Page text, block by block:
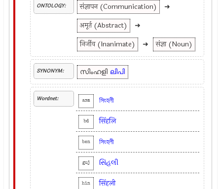
ONTOLOGY: संज्ञापन (Communication)
➜
अमूर्त (Abstract)
➜
निर्जीव (Inanimate)
➜ संज्ञा (Noun)
SYNONYM: സിംഹളി ലിപി
Wordnet: asm সিংহলী
bd सिंहलि
ben সিংহলী
guj સિંહલી
hin सिंहली